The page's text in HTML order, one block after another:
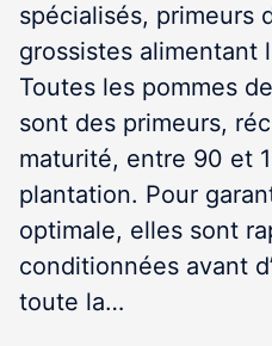
spécialisés, primeurs
grossistes alimentant
Toutes les pommes
sont des primeurs,
maturité, entre 90 et
plantation. Pour
optimale, elles sont
conditionnées avant
toute la…